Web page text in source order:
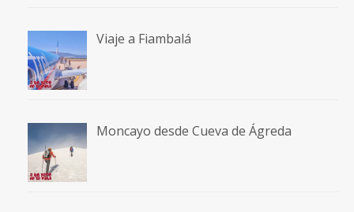
Viaje a Fiambalá
Moncayo desde Cueva de Ágreda